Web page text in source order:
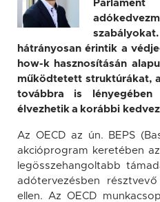
hátrányosan érintik a
how-k hasznosításán
működtetett struktúrákat,
továbbra is lényegében
élvezhetik a korábbi
Az OECD az ún. BEPS
akcióprogram keretében
legösszehangoltabb
adótervezésben
ellen. Az OECD